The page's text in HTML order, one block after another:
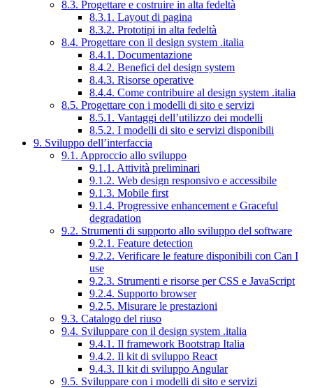
8.3. Progettare e costruire in alta fedeltà
8.3.1. Layout di pagina
8.3.2. Prototipi in alta fedeltà
8.4. Progettare con il design system .italia
8.4.1. Documentazione
8.4.2. Benefici del design system
8.4.3. Risorse operative
8.4.4. Come contribuire al design system .italia
8.5. Progettare con i modelli di sito e servizi
8.5.1. Vantaggi dell’utilizzo dei modelli
8.5.2. I modelli di sito e servizi disponibili
9. Sviluppo dell’interfaccia
9.1. Approccio allo sviluppo
9.1.1. Attività preliminari
9.1.2. Web design responsivo e accessibile
9.1.3. Mobile first
9.1.4. Progressive enhancement e Graceful
degradation
9.2. Strumenti di supporto allo sviluppo del software
9.2.1. Feature detection
9.2.2. Verificare le feature disponibili con Can I
use
9.2.3. Strumenti e risorse per CSS e JavaScript
9.2.4. Supporto browser
9.2.5. Misurare le prestazioni
9.3. Catalogo del riuso
9.4. Sviluppare con il design system .italia
9.4.1. Il framework Bootstrap Italia
9.4.2. Il kit di sviluppo React
9.4.3. Il kit di sviluppo Angular
9.5. Sviluppare con i modelli di sito e servizi